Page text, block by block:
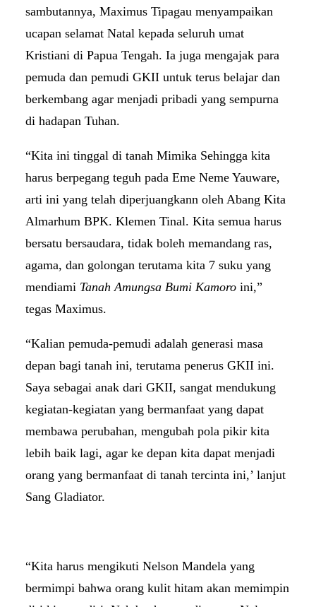
sambutannya, Maximus Tipagau menyampaikan
ucapan selamat Natal kepada seluruh umat
Kristiani di Papua Tengah. Ia juga mengajak para
pemuda dan pemudi GKII untuk terus belajar dan
berkembang agar menjadi pribadi yang sempurna
di hadapan Tuhan.
“Kita ini tinggal di tanah Mimika Sehingga kita
harus berpegang teguh pada Eme Neme Yauware,
arti ini yang telah diperjuangkann oleh Abang Kita
Almarhum BPK. Klemen Tinal. Kita semua harus
bersatu bersaudara, tidak boleh memandang ras,
agama, dan golongan terutama kita 7 suku yang
mendiami Tanah Amungsa Bumi Kamoro ini,”
tegas Maximus.
“Kalian pemuda-pemudi adalah generasi masa
depan bagi tanah ini, terutama penerus GKII ini.
Saya sebagai anak dari GKII, sangat mendukung
kegiatan-kegiatan yang bermanfaat yang dapat
membawa perubahan, mengubah pola pikir kita
lebih baik lagi, agar ke depan kita dapat menjadi
orang yang bermanfaat di tanah tercinta ini,’ lanjut
Sang Gladiator.
“Kita harus mengikuti Nelson Mandela yang
bermimpi bahwa orang kulit hitam akan memimpin